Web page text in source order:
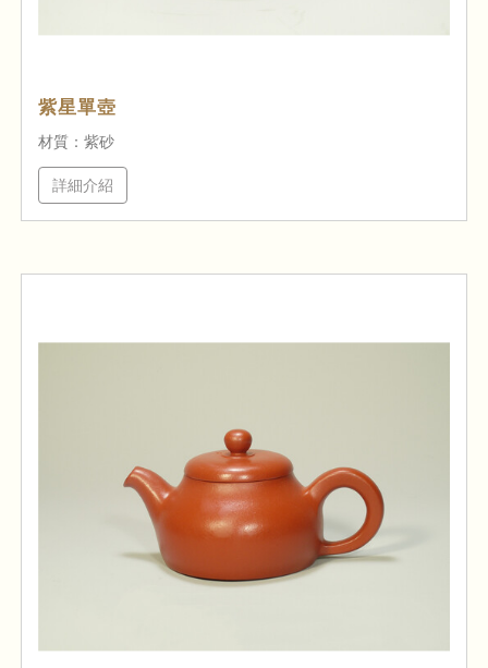
紫星單壺
材質：紫砂
詳細介紹